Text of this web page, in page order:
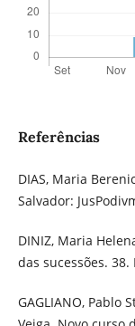
Referências
DIAS, Maria
Salvador:
DINIZ, Maria
das sucessões. 38.
GAGLIANO, Pablo